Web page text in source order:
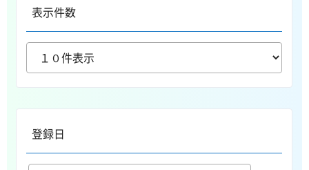
表示件数
登録日